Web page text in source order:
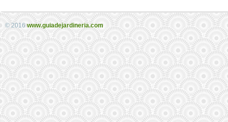
© 2016 www.guiadejardineria.com